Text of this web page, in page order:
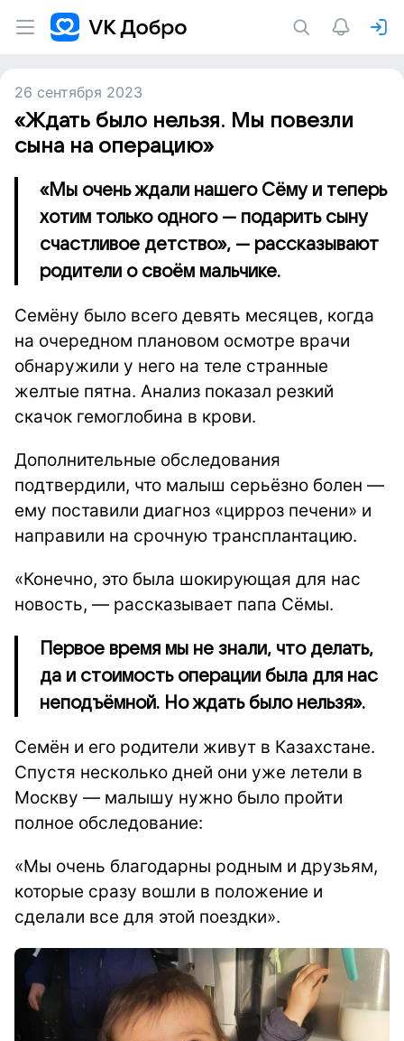
26 сентября 2023
«Ждать было нельзя. Мы повезли
сына на операцию»
«Мы очень ждали нашего Сёму и теперь
хотим только одного — подарить сыну
счастливое детство», — рассказывают
родители о своём мальчике.
Семёну было всего девять месяцев, когда
на очередном плановом осмотре врачи
обнаружили у него на теле странные
желтые пятна. Анализ показал резкий
скачок гемоглобина в крови.
Дополнительные обследования
подтвердили, что малыш серьёзно болен —
ему поставили диагноз «цирроз печени» и
направили на срочную трансплантацию.
«Конечно, это была шокирующая для нас
новость, — рассказывает папа Сёмы.
Первое время мы не знали, что делать,
да и стоимость операции была для нас
неподъёмной. Но ждать было нельзя».
Семён и его родители живут в Казахстане.
Спустя несколько дней они уже летели в
Москву — малышу нужно было пройти
полное обследование:
«Мы очень благодарны родным и друзьям,
которые сразу вошли в положение и
сделали все для этой поездки».